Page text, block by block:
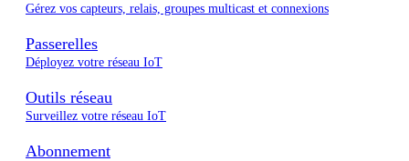
Gérez vos capteurs, relais, groupes multicast et connexions
Passerelles
Déployez votre réseau IoT
Outils réseau
Surveillez votre réseau IoT
Abonnement